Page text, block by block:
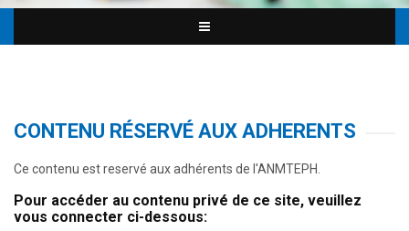
CONTENU RÉSERVÉ AUX ADHERENTS
Ce contenu est reservé aux adhérents de l'ANMTEPH.
Pour accéder au contenu privé de ce site, veuillez
vous connecter ci-dessous: